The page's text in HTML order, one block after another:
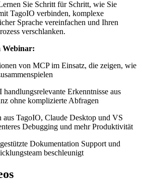
Sie Schritt für Schritt, wie Sie
TagoIO verbinden, komplexe
Sprache vereinfachen und Ihren
verschlanken.
Webinar:
von MCP im Einsatz, die zeigen, wie
Erkenntnisse aus
ohne komplizierte Abfragen
aus TagoIO, Claude Desktop und VS
Debugging und mehr Produktivität
Dokumentation Support und
beschleunigt